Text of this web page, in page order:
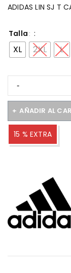
ADIDAS LIN SJ T
Talla
XL 2XL L
AÑADIR AL
15 % EXTRA